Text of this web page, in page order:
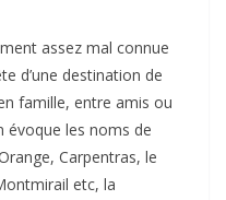
assez mal connue
d’une destination de
famille, entre amis ou
évoque les noms de
Carpentras, le
etc, la